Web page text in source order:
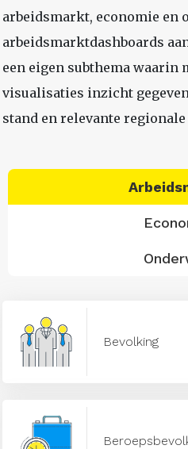
arbeidsmarkt, economie en
arbeidsmarktdashboards
een eigen subthema waarin
visualisaties inzicht
stand en relevante
Bevolking